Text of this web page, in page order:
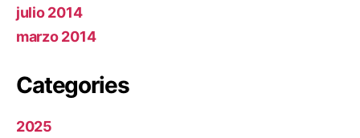
julio 2014
marzo 2014
Categories
2025